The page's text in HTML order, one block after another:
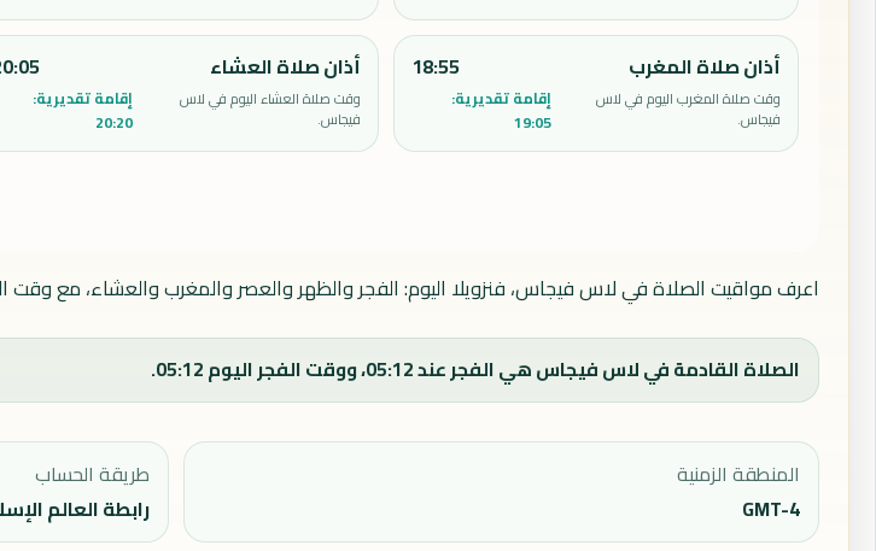
أذان صلاة المغرب
وقت صلاة المغرب اليوم في لاس
فيجاس.
18:55
إقامة تقديرية:
19:05
أذان صلاة العشاء
وقت صلاة العشاء اليوم في لاس
فيجاس.
إقامة تقديرية:
20:20
اعرف مواقيت الصلاة في لاس فيجاس، فنزويلا اليوم: الفجر والظهر والعصر والمغرب والعشاء، مع وقت
الصلاة القادمة في لاس فيجاس هي الفجر عند 05:12، ووقت الفجر اليوم 05:12.
المنطقة الزمنية
GMT-4
طريقة الحساب
رابطة العالم